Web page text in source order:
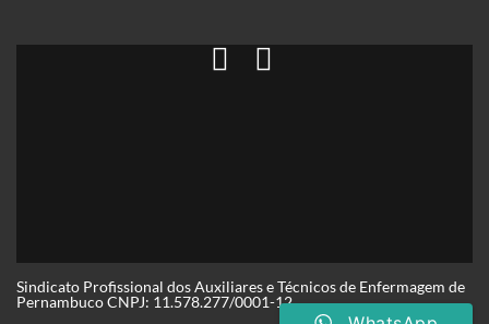
Sindicato Profissional dos Auxiliares e Técnicos de Enfermagem de
Pernambuco CNPJ: 11.578.277/0001-12